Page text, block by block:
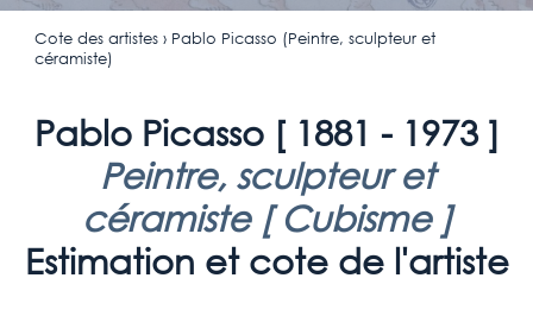
Cote des artistes› Pablo Picasso (Peintre, sculpteur et
céramiste)
Pablo Picasso [ 1881 - 1973]
Peintre, sculpteur et
céramiste [Cubisme]
Estimation et cote de l'artiste